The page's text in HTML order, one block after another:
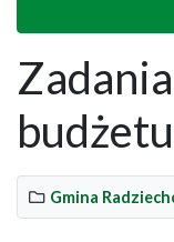
Gmina